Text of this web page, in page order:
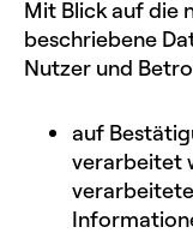
Mit Blick auf die
beschriebene
Nutzer und
auf
verarbeitet